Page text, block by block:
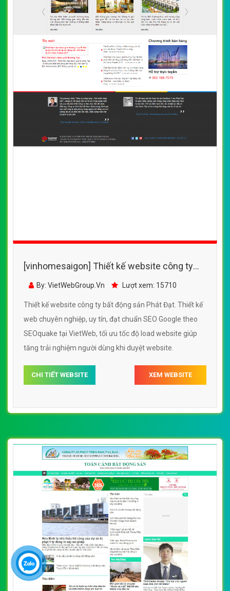
[vinhomesaigon] Thiết kế website công ty
bất động sản Phát Đạt
By: VietWebGroup.Vn Lượt xem: 15710
Thiết kế website công ty bất động sản Phát Đạt. Thiết kế
web chuyên nghiệp, uy tín, đạt chuẩn SEO Google theo
SEOquake tại VietWeb, tối ưu tốc độ load website giúp
tăng trải nghiệm người dùng khi duyệt website.
CHI TIẾT WEBSITE XEM WEBSITE